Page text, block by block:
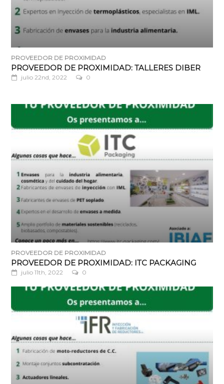
PROVEEDOR DE PROXIMIDAD
PROVEEDOR DE PROXIMIDAD: TALLERES DIBER
julio 22nd, 2022 0
PROVEEDOR DE PROXIMIDAD
PROVEEDOR DE PROXIMIDAD: ITC PACKAGING
julio 11th, 2022 0